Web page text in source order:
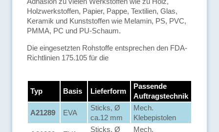
Holzwerkstoffen, Papier, Pappe, Textilien, Glas,
Keramik und Kunststoffen wie Melamin, PS, PVC,
PMMA, PC und PU-Schaum.
Die eingesetzten Rohstoffe entsprechen den FDA-
Richtlinien 175.105 für die
Typ Basis Lieferform
Passende
Auftragstechnik
A21289
EVA
Sticks, Ø
ca.12 mm
Mech.
Klebepistolen
Sticks, Ø Mech.